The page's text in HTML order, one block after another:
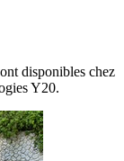
disponibles chez
Y20.